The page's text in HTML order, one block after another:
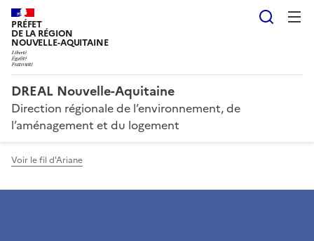
PRÉFET
DE LA RÉGION
NOUVELLE-AQUITAINE
DREAL Nouvelle-Aquitaine
Direction régionale de l’environnement, de
l’aménagement et du logement
Voir le fil d'Ariane